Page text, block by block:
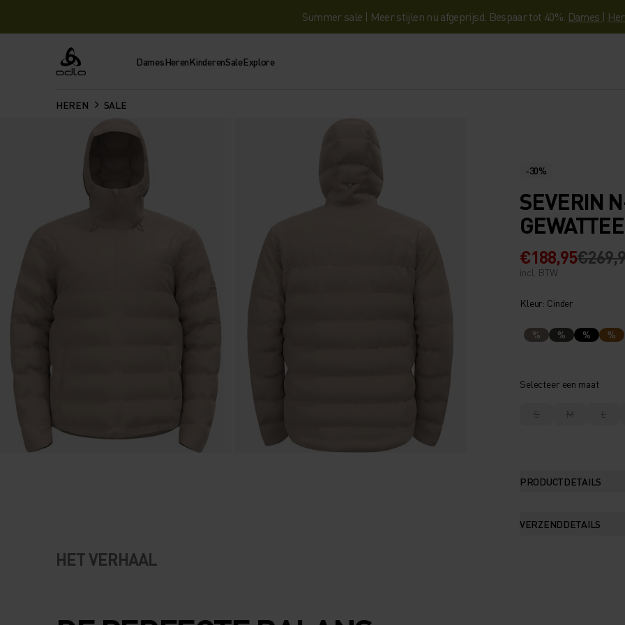
Summer sale | Meer stijlen nu afgeprijsd. Bespaar tot 40%. Dames |
Odlo DamesHerenKinderenSaleExplore
HEREN SALE
-30%
SEVERIN
€188,95
incl. BTW
Kleur: Cinder
% % % %
Selecteer een maat
S M L
PRODUCTDETAILS
VERZENDDETAILS
HET VERHAAL